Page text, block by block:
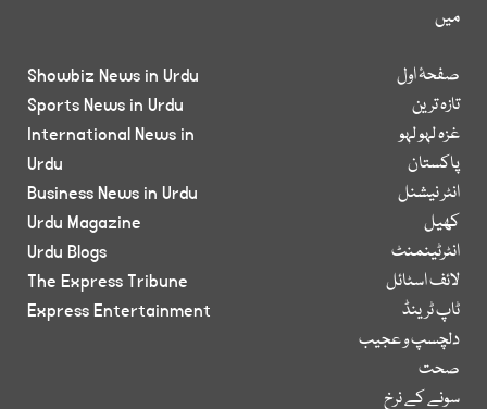
میں
صفحۂ اول
تازہ ترین
غزہ لہو لہو
پاکستان
انٹر نیشنل
کھیل
انٹرٹینمنٹ
لائف اسٹائل
ٹاپ ٹرینڈ
دلچسپ و عجیب
صحت
سونے کے نرخ
Showbiz News in Urdu
Sports News in Urdu
International News in
Urdu
Business News in Urdu
Urdu Magazine
Urdu Blogs
The Express Tribune
Express Entertainment